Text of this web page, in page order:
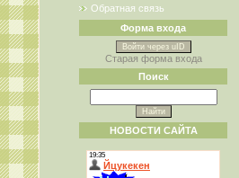
Обратная связь
Форма входа
Войти через uID
Старая форма входа
Поиск
НОВОСТИ САЙТА